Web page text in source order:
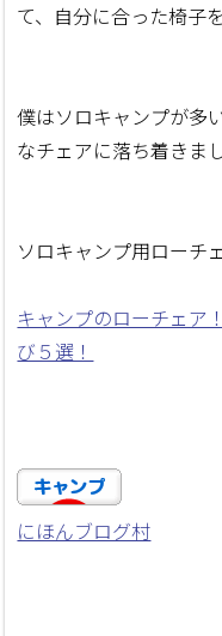
て、自分に合った椅子
僕はソロキャンプが多
なチェアに落ち着きま
ソロキャンプ用ローチ
キャンプのローチェア
び５選！
にほんブログ村